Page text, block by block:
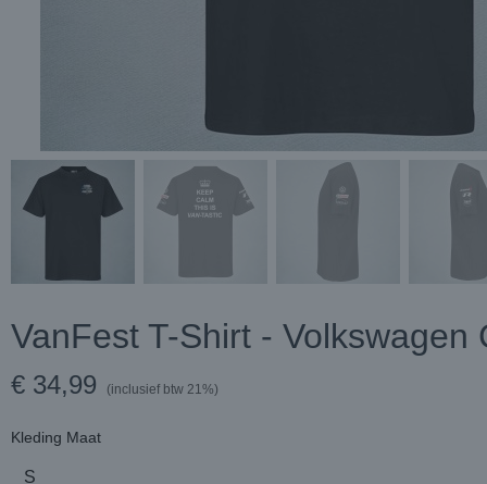
VanFest T-Shirt - Volkswagen
€ 34,99 (inclusief btw 21%)
Kleding Maat